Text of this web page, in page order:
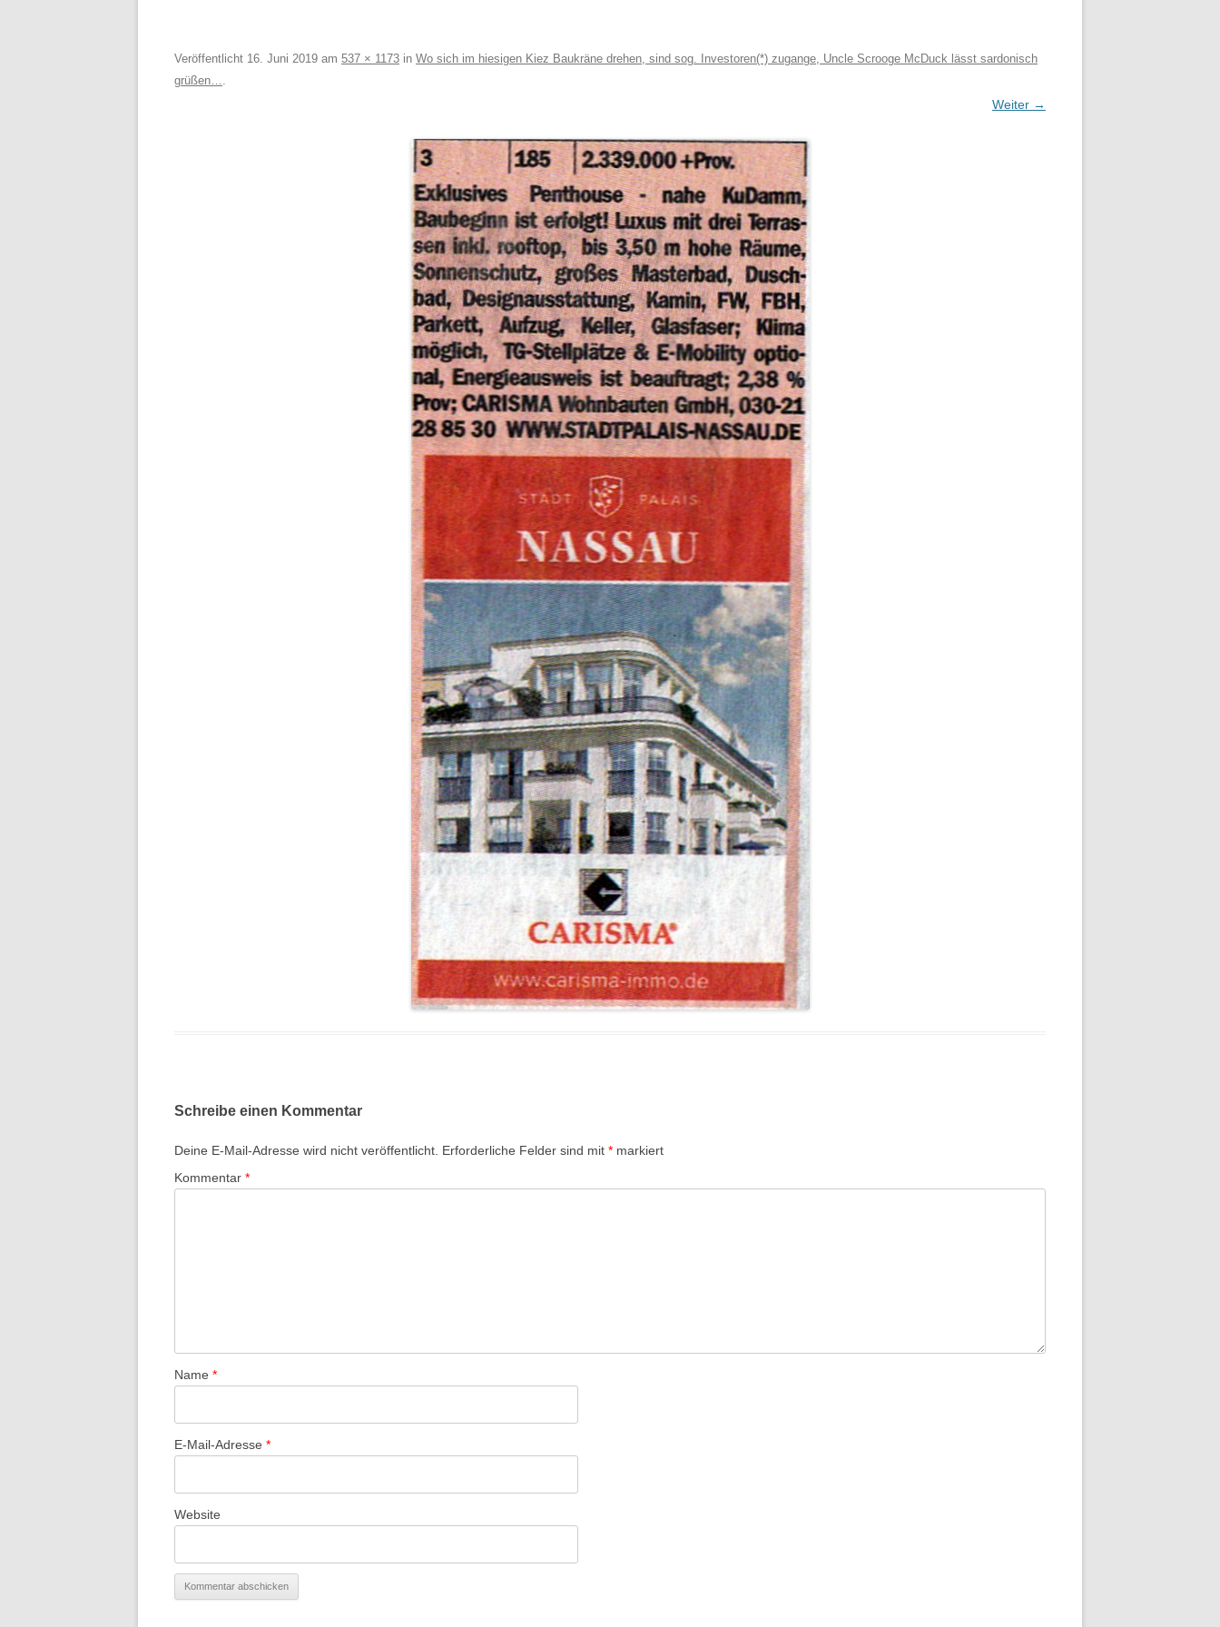
Veröffentlicht 16. Juni 2019 am 537 × 1173 in Wo sich im hiesigen Kiez Baukräne drehen, sind sog. Investoren(*) zugange, Uncle Scrooge McDuck lässt sardonisch
grüßen….
Weiter →
Schreibe einen Kommentar
Deine E-Mail-Adresse wird nicht veröffentlicht. Erforderliche Felder sind mit * markiert
Kommentar *
Name *
E-Mail-Adresse *
Website